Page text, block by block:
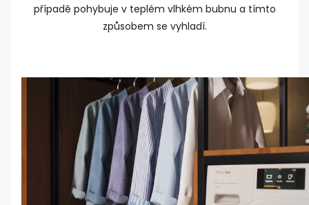
případě pohybuje v teplém vlhkém bubnu a tímto
způsobem se vyhladí.